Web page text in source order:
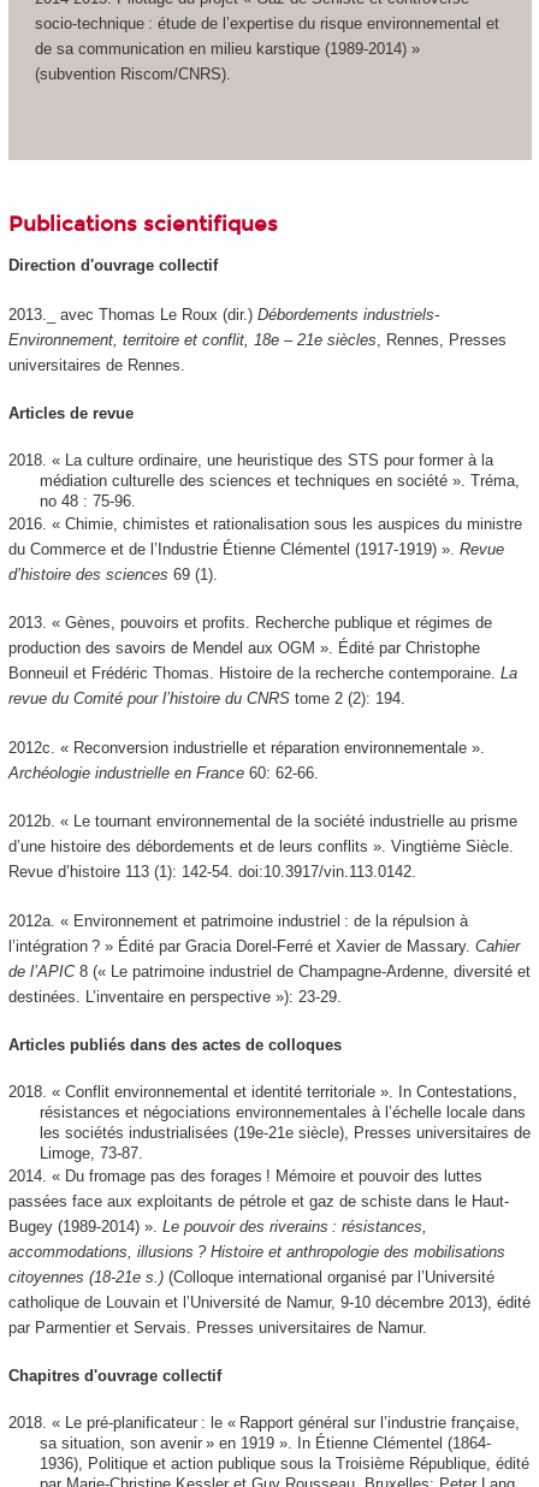
socio-technique : étude de l’expertise du risque environnemental et
de sa communication en milieu karstique (1989-2014) »
(subvention Riscom/CNRS).
Publications scientifiques
Direction d'ouvrage collectif
2013._ avec Thomas Le Roux (dir.) Débordements industriels-
Environnement, territoire et conflit, 18e – 21e siècles , Rennes, Presses
universitaires de Rennes.
Articles de revue
2018. « La culture ordinaire, une heuristique des STS pour former à la
médiation culturelle des sciences et techniques en société ». Tréma,
no48 : 75‑96.
2016. « Chimie, chimistes et rationalisation sous les auspices du ministre
du Commerce et de l’Industrie Étienne Clémentel (1917-1919) ». Revue
d’histoire des sciences 69 (1).
2013. « Gènes, pouvoirs et profits. Recherche publique et régimes de
production des savoirs de Mendel aux OGM ». Édité par Christophe
Bonneuil et Frédéric Thomas. Histoire de la recherche contemporaine. La
revue du Comité pour l’histoire du CNRStome 2 (2): 194.
2012c. « Reconversion industrielle et réparation environnementale ».
Archéologie industrielle en France60: 62‑66.
2012b. « Le tournant environnemental de la société industrielle au prisme
d’une histoire des débordements et de leurs conflits ». Vingtième Siècle.
Revue d’histoire113 (1): 142‑54. doi:10.3917/vin.113.0142.
2012a. « Environnement et patrimoine industriel : de la répulsion à
l’intégration ? » Édité par Gracia Dorel-Ferré et Xavier de Massary. Cahier
de l’APIC8 (« Le patrimoine industriel de Champagne-Ardenne, diversité et
destinées. L’inventaire en perspective »): 23‑29.
Articles publiés dans des actes de colloques
2018. « Conflit environnemental et identité territoriale ». In Contestations,
résistances et négociations environnementales à l’échelle locale dans
les sociétés industrialisées (19e-21e siècle), Presses universitaires de
Limoge, 73‑87.
2014. « Du fromage pas des forages ! Mémoire et pouvoir des luttes
passées face aux exploitants de pétrole et gaz de schiste dans le Haut-
Bugey (1989-2014) ». Le pouvoir des riverains : résistances,
accommodations, illusions ? Histoire et anthropologie des mobilisations
citoyennes (18-21e s.)(Colloque international organisé par l’Université
catholique de Louvain et l’Université de Namur, 9-10 décembre 2013), édité
par Parmentier et Servais. Presses universitaires de Namur.
Chapitres d'ouvrage collectif
2018. « Le pré-planificateur : le « Rapport général sur l’industrie française,
sa situation, son avenir » en 1919 ». In Étienne Clémentel (1864-
1936), Politique et action publique sous la Troisième République, édité